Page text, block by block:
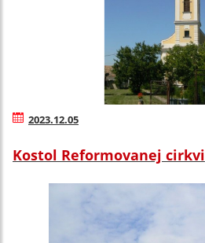
2023.12.05
Kostol Reformovanej cirkvi